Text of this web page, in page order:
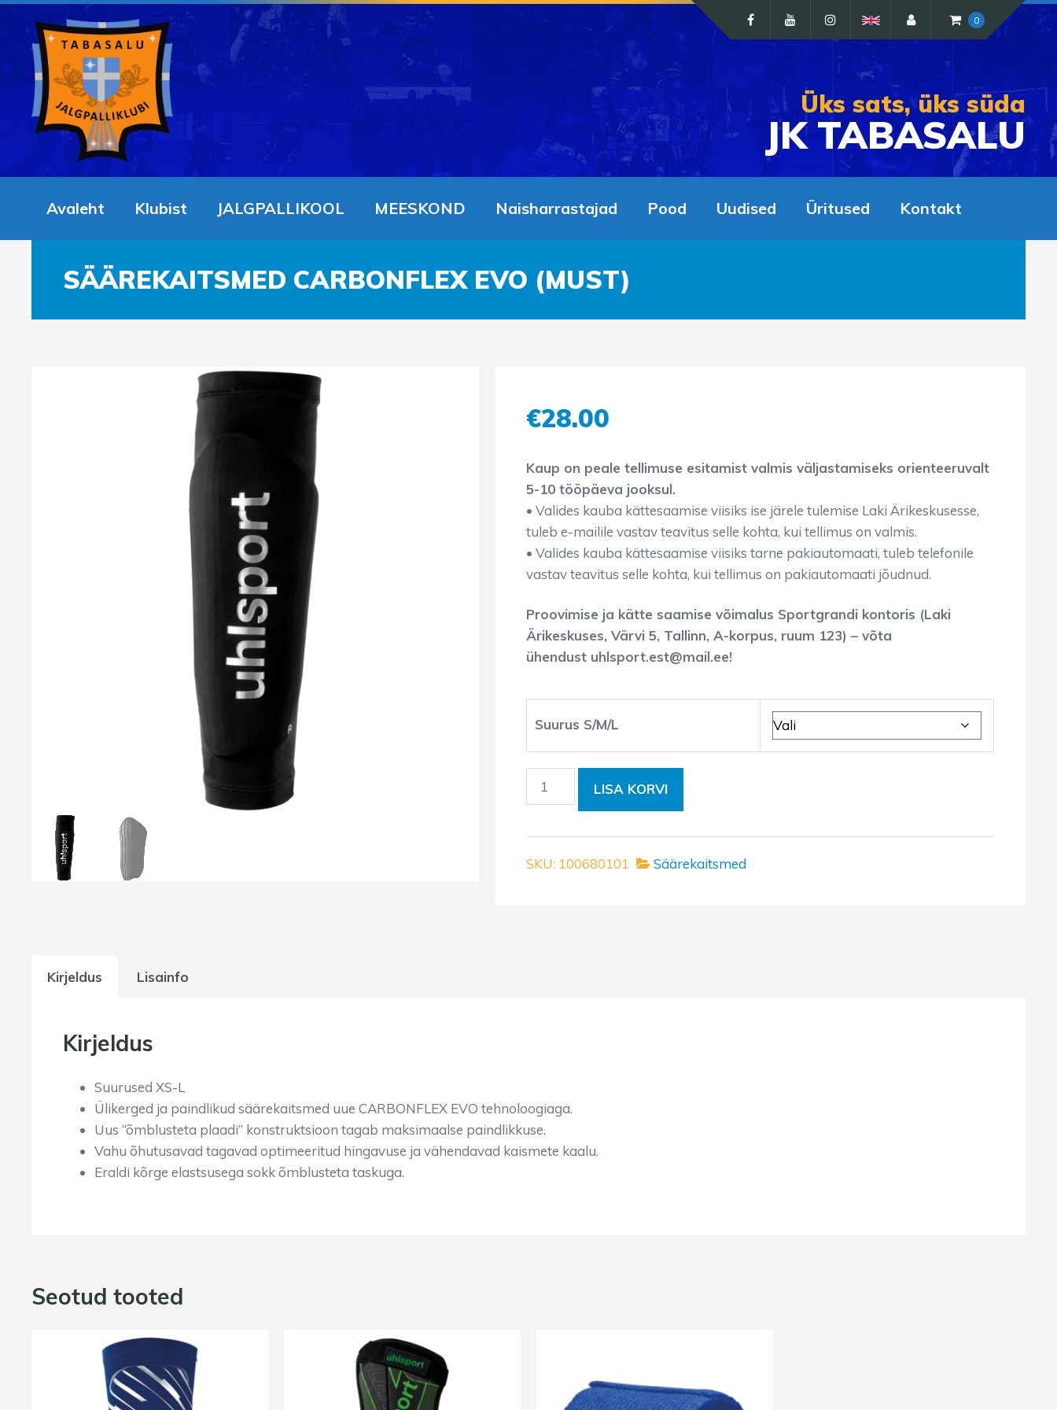
Üks sats, üks süda
JK TABASALU
0
Avaleht Klubist JALGPALLIKOOL MEESKOND Naisharrastajad Pood Uudised Üritused Kontakt
SÄÄREKAITSMED CARBONFLEX EVO (MUST)
€28.00
Kaup on peale tellimuse esitamist valmis väljastamiseks orienteeruvalt
5-10 tööpäeva jooksul.
• Valides kauba kättesaamise viisiks ise järele tulemise Laki Ärikeskusesse,
tuleb e-mailile vastav teavitus selle kohta, kui tellimus on valmis.
• Valides kauba kättesaamise viisiks tarne pakiautomaati, tuleb telefonile
vastav teavitus selle kohta, kui tellimus on pakiautomaati jõudnud.
Proovimise ja kätte saamise võimalus Sportgrandi kontoris (Laki
Ärikeskuses, Värvi 5, Tallinn, A-korpus, ruum 123) – võta
ühendust uhlsport.est@mail.ee!
Suurus S/M/L
CARBONFLEX
(must)
kogus
LISA KORVI
SKU: 100680101 Säärekaitsmed
Kirjeldus Lisainfo
Kirjeldus
Suurused XS-L
Ülikerged ja paindlikud säärekaitsmed uue CARBONFLEX EVO tehnoloogiaga.
Uus “õmblusteta plaadi” konstruktsioon tagab maksimaalse paindlikkuse.
Vahu õhutusavad tagavad optimeeritud hingavuse ja vähendavad kaismete kaalu.
Eraldi kõrge elastsusega sokk õmblusteta taskuga.
Seotud tooted